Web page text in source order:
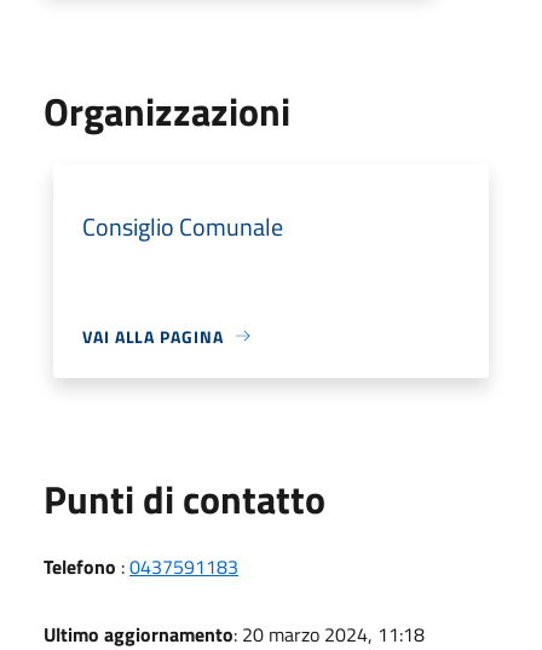
Organizzazioni
Consiglio Comunale
VAI ALLA PAGINA
Punti di contatto
Telefono :0437591183
Ultimo aggiornamento: 20 marzo 2024, 11:18